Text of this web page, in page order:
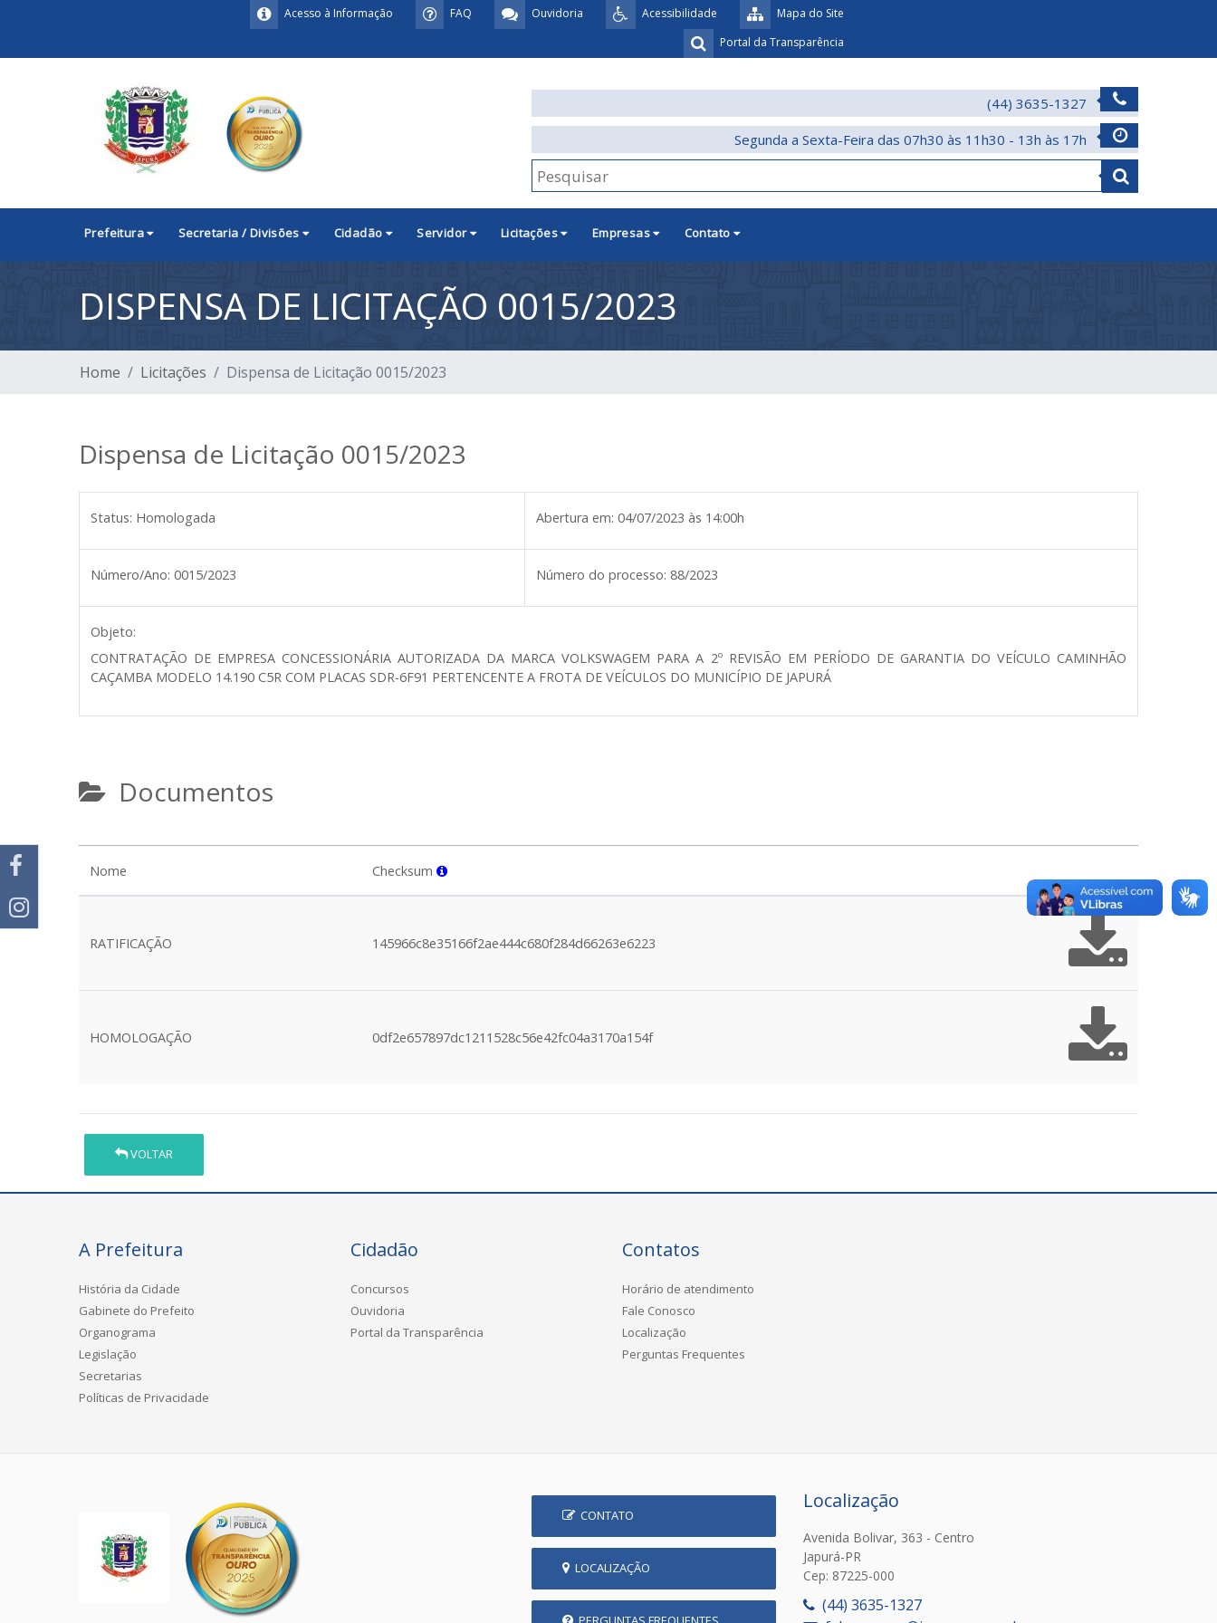
Mapa do Site
Acessibilidade
Ouvidoria
FAQ
Acesso à Informação
Portal da Transparência
(44) 3635-1327
Segunda a Sexta-Feira das 07h30 às 11h30 - 13h às 17h
Prefeitura Secretaria / Divisões Cidadão Servidor Licitações Empresas Contato
DISPENSA DE LICITAÇÃO 0015/2023
Home Licitações Dispensa de Licitação 0015/2023
Dispensa de Licitação 0015/2023
Status: Homologada Abertura em: 04/07/2023 às 14:00h
Número/Ano: 0015/2023 Número do processo: 88/2023
Objeto:
CONTRATAÇÃO DE EMPRESA CONCESSIONÁRIA AUTORIZADA DA MARCA VOLKSWAGEM PARA A 2º REVISÃO EM PERÍODO DE GARANTIA DO VEÍCULO CAMINHÃO
CAÇAMBA MODELO 14.190 C5R COM PLACAS SDR-6F91 PERTENCENTE A FROTA DE VEÍCULOS DO MUNICÍPIO DE JAPURÁ
Documentos
Nome Checksum
RATIFICAÇÃO 145966c8e35166f2ae444c680f284d66263e6223
HOMOLOGAÇÃO 0df2e657897dc1211528c56e42fc04a3170a154f
VOLTAR
A Prefeitura
História da Cidade
Gabinete do Prefeito
Organograma
Legislação
Secretarias
Políticas de Privacidade
Cidadão
Concursos
Ouvidoria
Portal da Transparência
Contatos
Horário de atendimento
Fale Conosco
Localização
Perguntas Frequentes
CONTATO
LOCALIZAÇÃO
Localização
Avenida Bolivar, 363 - Centro
Japurá-PR
Cep: 87225-000
(44) 3635-1327